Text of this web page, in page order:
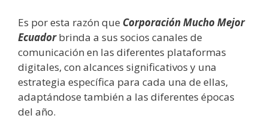
Es por esta razón que Corporación Mucho Mejor
Ecuadorbrinda a sus socios canales de
comunicación en las diferentes plataformas
digitales, con alcances significativos y una
estrategia específica para cada una de ellas,
adaptándose también a las diferentes épocas
del año.